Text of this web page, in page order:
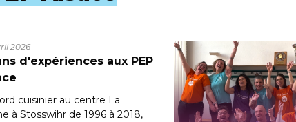
2026
d'expériences aux PEP
cuisinier au centre La
à Stosswihr de 1996 à 2018,